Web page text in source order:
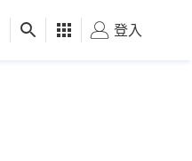
健康 好食玩飛
登入